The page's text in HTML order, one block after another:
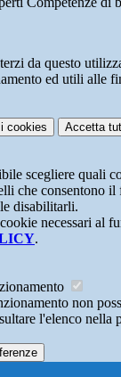
da questo
ed utili alle
i cookies Accetta
scegliere quali
che consentono il
disabilitarli.
necessari al
.
non
l'elenco nella